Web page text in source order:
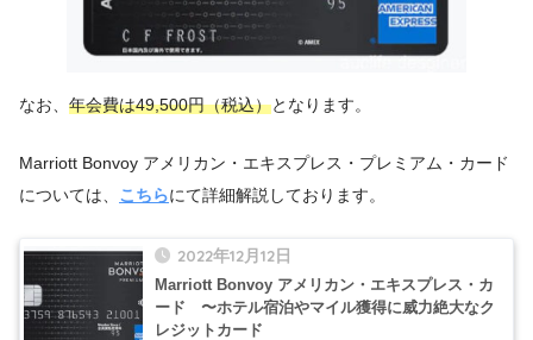
なお、 年会費は49,500円（税込）となります。
Marriott Bonvoy アメリカン・エキスプレス・プレミアム・カード
については、 こちらにて詳細解説しております。
2022年12月12日
Marriott Bonvoy アメリカン・エキスプレス・カ
ード 〜ホテル宿泊やマイル獲得に威力絶大なク
レジットカード